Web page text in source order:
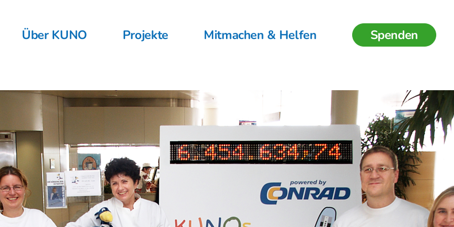
Über KUNO Projekte Mitmachen & Helfen Spenden